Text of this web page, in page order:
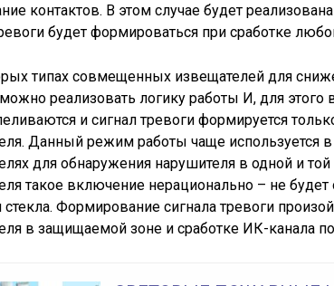
контактов. В этом случае будет
будет формироваться при сработке
типах совмещенных извещателей для
реализовать логику работы И, для
и сигнал тревоги формируется
Данный режим работы чаще используется
для обнаружения нарушителя в одной и
такое включение нерационально – не
стекла. Формирование сигнала тревоги
в защищаемой зоне и сработке ИК-канала